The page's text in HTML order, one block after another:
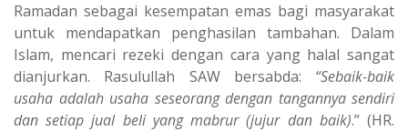
Ramadan sebagai kesempatan emas bagi masyarakat
untuk mendapatkan penghasilan tambahan. Dalam
Islam, mencari rezeki dengan cara yang halal sangat
dianjurkan. Rasulullah SAW bersabda: “Sebaik-baik
usaha adalah usaha seseorang dengan tangannya sendiri
dan setiap jual beli yang mabrur (jujur dan baik).” (HR.